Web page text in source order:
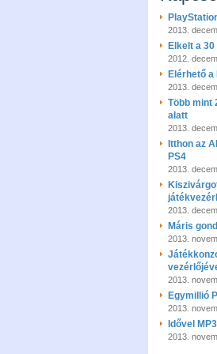
2013.
Elkelt a
2012.
Elérhető a
2013.
Több mint
alatt
2013.
Itthon az
PS4
2013.
2013.
Máris
2013.
2013.
Egymillió
2013.
Idővel
2013.